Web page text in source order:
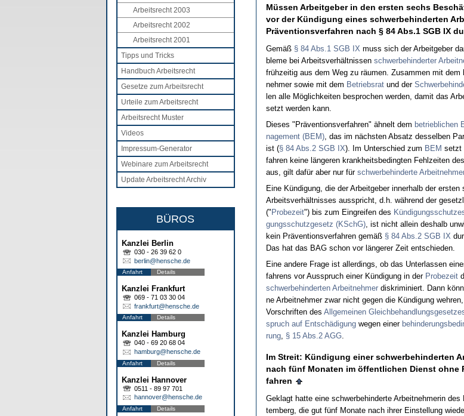
Arbeitsrecht 2003
Arbeitsrecht 2002
Arbeitsrecht 2001
Tipps und Tricks
Handbuch Arbeitsrecht
Gesetze zum Arbeitsrecht
Urteile zum Arbeitsrecht
Arbeitsrecht Muster
Videos
Impressum-Generator
Webinare zum Arbeitsrecht
Update Arbeitsrecht Archiv
BÜROS
Kanzlei Berlin
030 - 26 39 62 0
berlin@hensche.de
Anfahrt Details
Kanzlei Frankfurt
069 - 71 03 30 04
frankfurt@hensche.de
Anfahrt Details
Kanzlei Hamburg
040 - 69 20 68 04
hamburg@hensche.de
Anfahrt Details
Kanzlei Hannover
0511 - 89 97 701
hannover@hensche.de
Anfahrt Details
Müssen Ar­beit­ge­ber in den ers­ten sechs
vor der Kündi­gung ei­nes schwer­be­hin­der­ten
Präven­ti­ons­ver­fah­ren nach § 84 Abs.1 SGB IX
Gemäß § 84 Abs.1 SGB IX muss sich der Ar­beit­ge­ber
ble­me bei Ar­beits­verhält­nis­sen schwer­be­hin­der­ter
frühzei­tig aus dem Weg zu räum­en. Zu­sam­men mit
neh­mer so­wie mit dem Be­triebs­ratund der
len al­le Möglich­kei­ten be­spro­chen wer­den, da­mit das
setzt wer­den kann.
Die­ses "Präven­ti­ons­ver­fah­ren" ähnelt dem be­trieb­li­chen
nage­ment (BEM), das im nächs­ten Ab­satz des­sel­ben
ist (§ 84 Abs.2 SGB IX). Im Un­ter­schied zum BEM setzt
fah­ren kei­ne länge­ren krank­heits­be­ding­ten Fehl­zei­ten
aus, gilt dafür aber nur für schwer­be­hin­der­te Ar­beit­neh­mer
Ei­ne Kündi­gung, die der Ar­beit­ge­ber in­ner­halb der ers­ten
Ar­beits­verhält­nis­ses aus­spricht, d.h. während der
(" Pro­be­zeit") bis zum Ein­grei­fen des
gungs­schutz­ge­setz (KSchG), ist nicht al­lein des­halb
kein Präven­ti­ons­ver­fah­ren gemäß § 84 Abs.2 SGB IX
Das hat das BAG schon vor länge­rer Zeit ent­schie­den.
Ei­ne an­de­re Fra­ge ist al­ler­dings, ob das Un­ter­las­sen
fah­rens vor Aus­spruch ei­ner Kündi­gung in der Pro­be­zeit
schwer­be­hin­der­ten Ar­beit­neh­merdis­kri­mi­niert. Dann
ne Ar­beit­neh­mer zwar nicht ge­gen die Kündi­gung
Vor­schrif­ten des All­ge­mei­nen
spruch auf Entschädi­gungwe­gen ei­ner
rung, § 15 Abs.2 AGG.
Im Streit: Kündi­gung ei­ner schwer­be­hin­der­ten
nach fünf Mo­na­ten im öffent­li­chen Dienst oh­ne
fah­ren
Ge­klagt hat­te ei­ne schwer­be­hin­der­te Ar­beit­neh­me­rin
tem­berg, die gut fünf Mo­na­te nach ih­rer Ein­stel­lung